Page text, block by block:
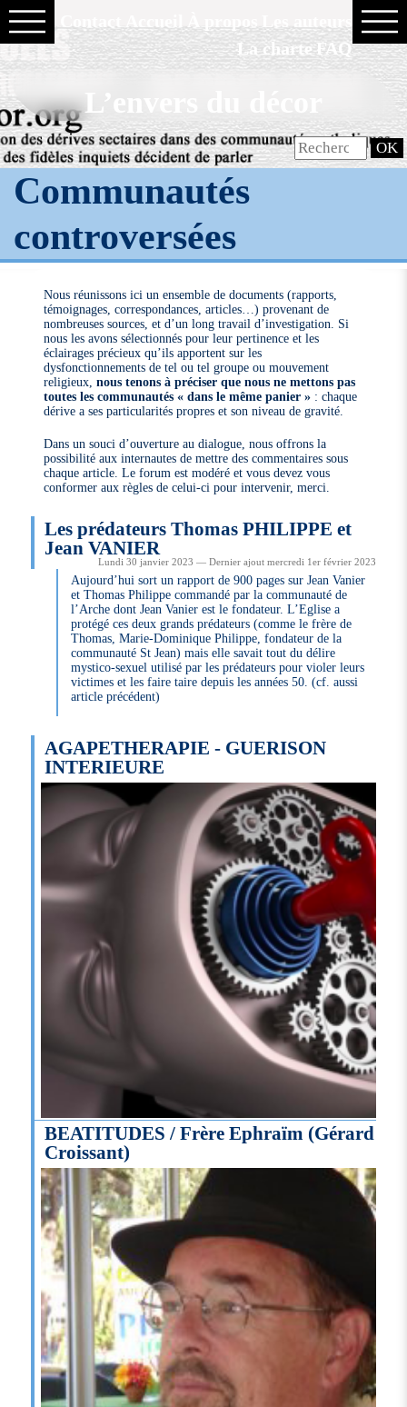
La charte FAQ
L’envers du décor
Communautés
controversées
Nous réunissons ici un ensemble de documents (rapports,
témoignages, correspondances, articles…) provenant de
nombreuses sources, et d’un long travail d’investigation. Si
nous les avons sélectionnés pour leur pertinence et les
éclairages précieux qu’ils apportent sur les
dysfonctionnements de tel ou tel groupe ou mouvement
religieux,nous tenons à préciser que nous ne mettons pas
toutes les communautés « dans le même panier » : chaque
dérive a ses particularités propres et son niveau de gravité.
Dans un souci d’ouverture au dialogue, nous offrons la
possibilité aux internautes de mettre des commentaires sous
chaque article. Le forum est modéré et vous devez vous
conformer aux règles de celui-ci pour intervenir, merci.
Les prédateurs Thomas PHILIPPE et
Jean VANIER
Lundi 30 janvier 2023 — Dernier ajout mercredi 1er février 2023
Aujourd’hui sort un rapport de 900 pages sur Jean Vanier
et Thomas Philippe commandé par la communauté de
l’Arche dont Jean Vanier est le fondateur. L’Eglise a
protégé ces deux grands prédateurs (comme le frère de
Thomas, Marie-Dominique Philippe, fondateur de la
communauté St Jean) mais elle savait tout du délire
mystico-sexuel utilisé par les prédateurs pour violer leurs
victimes et les faire taire depuis les années 50. (cf. aussi
article précédent)
AGAPETHERAPIE - GUERISON
INTERIEURE
BEATITUDES / Frère Ephraïm (Gérard
Croissant)